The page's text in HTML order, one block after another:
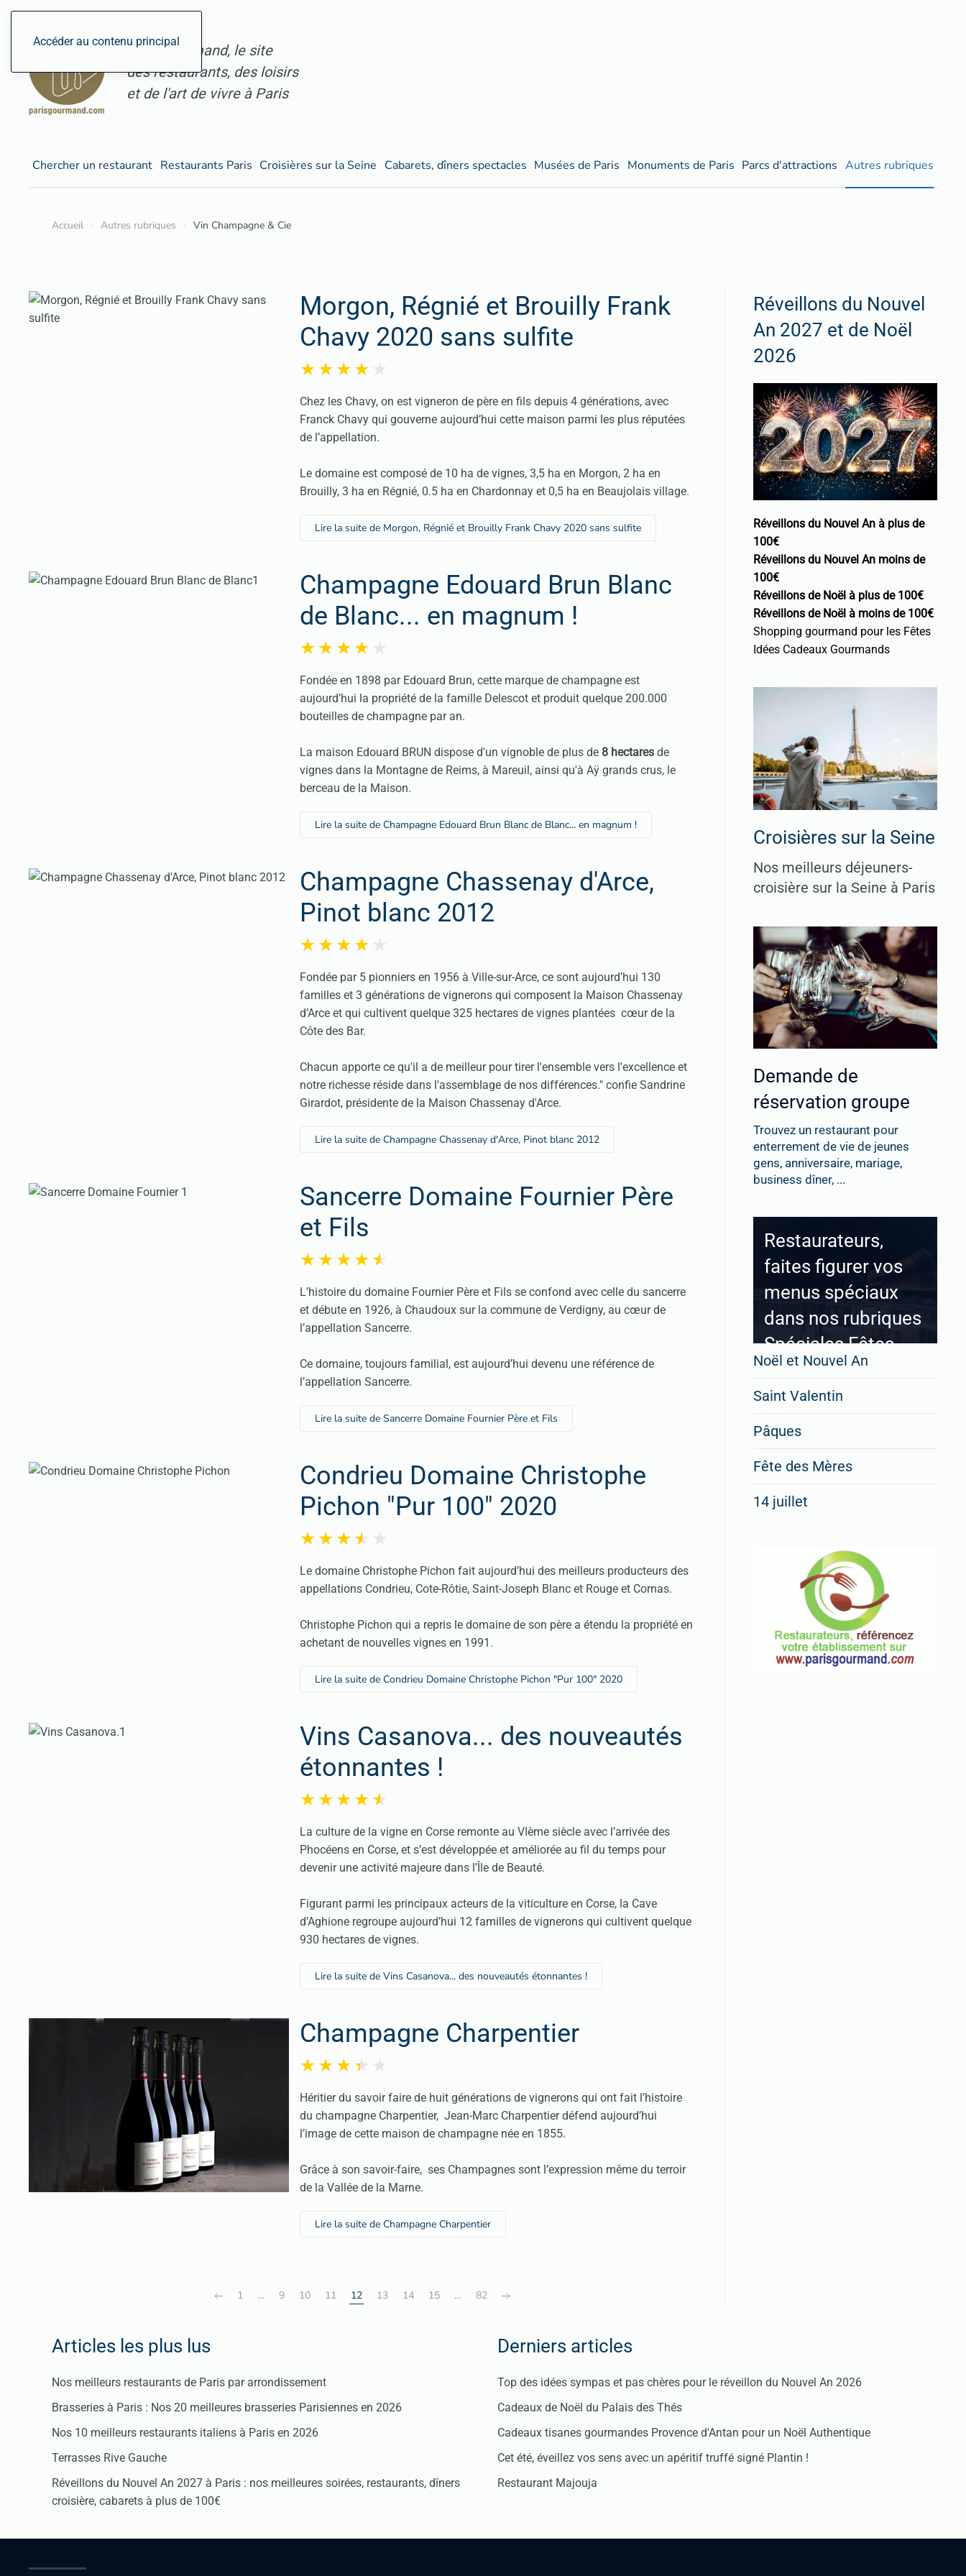
Accéder au contenu principal
ParisGourmand, le site
des restaurants, des loisirs
et de l'art de vivre à Paris
Chercher un restaurant Restaurants Paris Croisières sur la Seine Cabarets, dîners spectacles Musées de Paris Monuments de Paris Parcs d'attractions Autres rubriques
Accueil Autres rubriques Vin Champagne & Cie
Morgon, Régnié et Brouilly Frank
Chavy 2020 sans sulfite
Chez les Chavy, on est vigneron de père en fils depuis 4 générations, avec
Franck Chavy qui gouverne aujourd’hui cette maison parmi les plus réputées
de l’appellation.
Le domaine est composé de 10 ha de vignes, 3,5 ha en Morgon, 2 ha en
Brouilly, 3 ha en Régnié, 0.5 ha en Chardonnay et 0,5 ha en Beaujolais village.
Lire la suite de Morgon, Régnié et Brouilly Frank Chavy 2020 sans sulfite
Champagne Edouard Brun Blanc
de Blanc... en magnum !
Fondée en 1898 par Edouard Brun, cette marque de champagne est
aujourd’hui la propriété de la famille Delescot et produit quelque 200.000
bouteilles de champagne par an.
La maison Edouard BRUN dispose d'un vignoble de plus de 8 hectares de
vignes dans la Montagne de Reims, à Mareuil, ainsi qu'à Aÿ grands crus, le
berceau de la Maison.
Lire la suite de Champagne Edouard Brun Blanc de Blanc... en magnum !
Champagne Chassenay d'Arce,
Pinot blanc 2012
Fondée par 5 pionniers en 1956 à Ville-sur-Arce, ce sont aujourd’hui 130
familles et 3 générations de vignerons qui composent la Maison Chassenay
d’Arce et qui cultivent quelque 325 hectares de vignes plantées cœur de la
Côte des Bar.
Chacun apporte ce qu'il a de meilleur pour tirer l'ensemble vers l'excellence et
notre richesse réside dans l'assemblage de nos différences." confie Sandrine
Girardot, présidente de la Maison Chassenay d'Arce.
Lire la suite de Champagne Chassenay d'Arce, Pinot blanc 2012
Sancerre Domaine Fournier Père
et Fils
L’histoire du domaine Fournier Père et Fils se confond avec celle du sancerre
et débute en 1926, à Chaudoux sur la commune de Verdigny, au cœur de
l’appellation Sancerre.
Ce domaine, toujours familial, est aujourd’hui devenu une référence de
l’appellation Sancerre.
Lire la suite de Sancerre Domaine Fournier Père et Fils
Condrieu Domaine Christophe
Pichon "Pur 100" 2020
Le domaine Christophe Pichon fait aujourd’hui des meilleurs producteurs des
appellations Condrieu, Cote-Rôtie, Saint-Joseph Blanc et Rouge et Cornas.
Christophe Pichon qui a repris le domaine de son père a étendu la propriété en
achetant de nouvelles vignes en 1991.
Lire la suite de Condrieu Domaine Christophe Pichon "Pur 100" 2020
Vins Casanova... des nouveautés
étonnantes !
La culture de la vigne en Corse remonte au VIème siècle avec l’arrivée des
Phocéens en Corse, et s’est développée et améliorée au fil du temps pour
devenir une activité majeure dans l’Île de Beauté.
Figurant parmi les principaux acteurs de la viticulture en Corse, la Cave
d’Aghione regroupe aujourd’hui 12 familles de vignerons qui cultivent quelque
930 hectares de vignes.
Lire la suite de Vins Casanova... des nouveautés étonnantes !
Champagne Charpentier
Héritier du savoir faire de huit générations de vignerons qui ont fait l’histoire
du champagne Charpentier, Jean-Marc Charpentier défend aujourd’hui
l’image de cette maison de champagne née en 1855.
Grâce à son savoir-faire, ses Champagnes sont l’expression même du terroir
de la Vallée de la Marne.
Lire la suite de Champagne Charpentier
1 … 9 10 11 12 13 14 15 … 82
Réveillons du Nouvel
An 2027 et de Noël
2026
Réveillons du Nouvel An à plus de
100€
Réveillons du Nouvel An moins de
100€
Réveillons de Noël à plus de 100€
Réveillons de Noël à moins de 100€
Shopping gourmand pour les Fêtes
Idées Cadeaux Gourmands
Croisières sur la Seine
Nos meilleurs déjeuners-
croisière sur la Seine à Paris
Demande de
réservation groupe
Trouvez un restaurant pour
enterrement de vie de jeunes
gens, anniversaire, mariage,
business dîner, ...
Restaurateurs,
faites figurer vos
menus spéciaux
dans nos rubriques
Spéciales Fêtes
Cliquez ici
Noël et Nouvel An
Saint Valentin
Pâques
Fête des Mères
14 juillet
Articles les plus lus
Nos meilleurs restaurants de Paris par arrondissement
Brasseries à Paris : Nos 20 meilleures brasseries Parisiennes en 2026
Nos 10 meilleurs restaurants italiens à Paris en 2026
Terrasses Rive Gauche
Réveillons du Nouvel An 2027 à Paris : nos meilleures soirées, restaurants, dîners
croisière, cabarets à plus de 100€
Derniers articles
Top des idées sympas et pas chères pour le réveillon du Nouvel An 2026
Cadeaux de Noël du Palais des Thés
Cadeaux tisanes gourmandes Provence d'Antan pour un Noël Authentique
Cet été, éveillez vos sens avec un apéritif truffé signé Plantin !
Restaurant Majouja